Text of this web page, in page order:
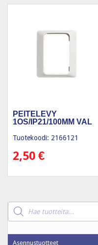
PEITELEVY
1OS/IP21/100MM VAL
Tuotekoodi: 2166121
2,50 €
Products
search
Asennustuotteet